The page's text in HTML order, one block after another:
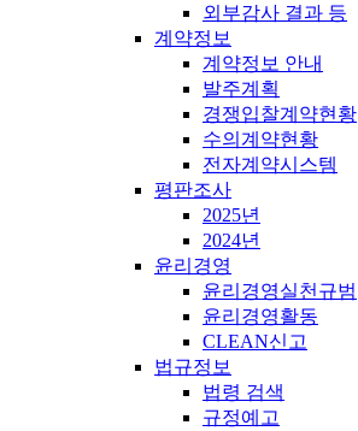
외부감사 결과 등
계약정보
계약정보 안내
발주계획
경쟁입찰계약현황
수의계약현황
전자계약시스템
평판조사
2025년
2024년
윤리경영
윤리경영실천규범
윤리경영활동
CLEAN신고
법규정보
법령 검색
규정예고